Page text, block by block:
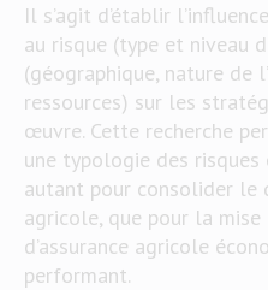
Il s’agit d’établir
au risque (type et niveau
(géographique, nature de
ressources) sur les
œuvre. Cette recherche
une typologie des
autant pour consolider le
agricole, que pour la mise
d’assurance agricole
performant.